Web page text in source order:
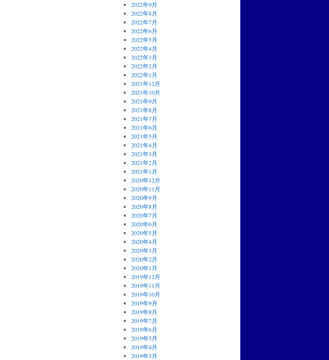
2022年9月
2022年8月
2022年7月
2022年6月
2022年5月
2022年4月
2022年3月
2022年2月
2022年1月
2021年12月
2021年10月
2021年9月
2021年8月
2021年7月
2021年6月
2021年5月
2021年4月
2021年3月
2021年2月
2021年1月
2020年12月
2020年11月
2020年9月
2020年8月
2020年7月
2020年6月
2020年5月
2020年4月
2020年3月
2020年2月
2020年1月
2019年12月
2019年11月
2019年10月
2019年9月
2019年8月
2019年7月
2019年6月
2019年5月
2019年4月
2019年3月